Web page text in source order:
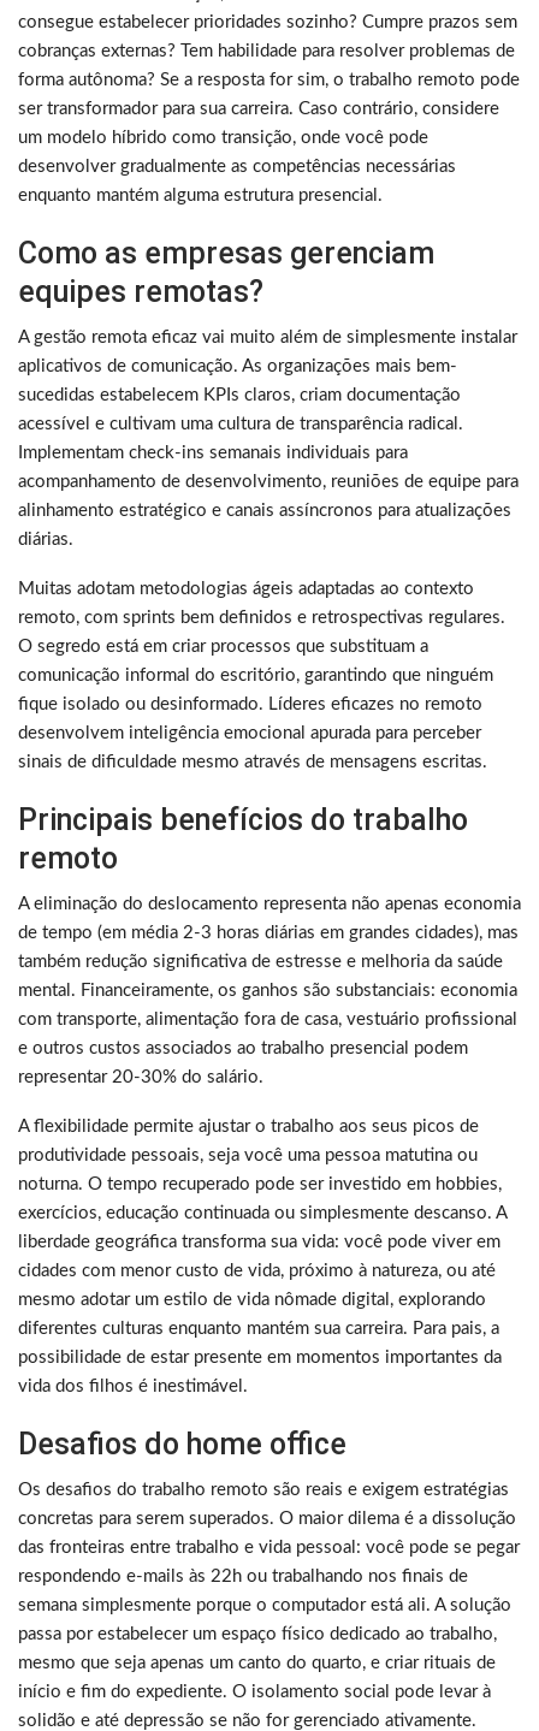
consegue estabelecer prioridades sozinho? Cumpre prazos sem
cobranças externas? Tem habilidade para resolver problemas de
forma autônoma? Se a resposta for sim, o trabalho remoto pode
ser transformador para sua carreira. Caso contrário, considere
um modelo híbrido como transição, onde você pode
desenvolver gradualmente as competências necessárias
enquanto mantém alguma estrutura presencial.
Como as empresas gerenciam
equipes remotas?
A gestão remota eficaz vai muito além de simplesmente instalar
aplicativos de comunicação. As organizações mais bem-
sucedidas estabelecem KPIs claros, criam documentação
acessível e cultivam uma cultura de transparência radical.
Implementam check-ins semanais individuais para
acompanhamento de desenvolvimento, reuniões de equipe para
alinhamento estratégico e canais assíncronos para atualizações
diárias.
Muitas adotam metodologias ágeis adaptadas ao contexto
remoto, com sprints bem definidos e retrospectivas regulares.
O segredo está em criar processos que substituam a
comunicação informal do escritório, garantindo que ninguém
fique isolado ou desinformado. Líderes eficazes no remoto
desenvolvem inteligência emocional apurada para perceber
sinais de dificuldade mesmo através de mensagens escritas.
Principais benefícios do trabalho
remoto
A eliminação do deslocamento representa não apenas economia
de tempo (em média 2-3 horas diárias em grandes cidades), mas
também redução significativa de estresse e melhoria da saúde
mental. Financeiramente, os ganhos são substanciais: economia
com transporte, alimentação fora de casa, vestuário profissional
e outros custos associados ao trabalho presencial podem
representar 20-30% do salário.
A flexibilidade permite ajustar o trabalho aos seus picos de
produtividade pessoais, seja você uma pessoa matutina ou
noturna. O tempo recuperado pode ser investido em hobbies,
exercícios, educação continuada ou simplesmente descanso. A
liberdade geográfica transforma sua vida: você pode viver em
cidades com menor custo de vida, próximo à natureza, ou até
mesmo adotar um estilo de vida nômade digital, explorando
diferentes culturas enquanto mantém sua carreira. Para pais, a
possibilidade de estar presente em momentos importantes da
vida dos filhos é inestimável.
Desafios do home office
Os desafios do trabalho remoto são reais e exigem estratégias
concretas para serem superados. O maior dilema é a dissolução
das fronteiras entre trabalho e vida pessoal: você pode se pegar
respondendo e-mails às 22h ou trabalhando nos finais de
semana simplesmente porque o computador está ali. A solução
passa por estabelecer um espaço físico dedicado ao trabalho,
mesmo que seja apenas um canto do quarto, e criar rituais de
início e fim do expediente. O isolamento social pode levar à
solidão e até depressão se não for gerenciado ativamente.